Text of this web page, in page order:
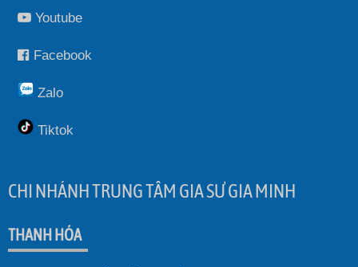
Youtube
Facebook
Zalo
Tiktok
CHI NHÁNH TRUNG TÂM GIA SƯ GIA MINH
THANH HÓA